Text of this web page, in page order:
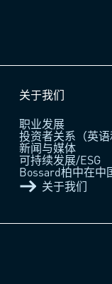
关于我们
职业发展
投资者关系（英语
新闻与媒体
可持续发展/ESG
Bossard柏中在中
关于我们